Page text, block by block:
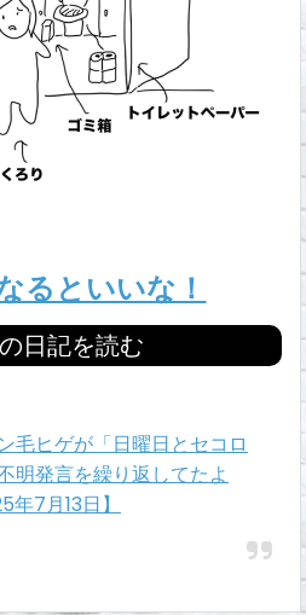
るといいな！
日記を読む
毛ヒゲが「日曜日とセコロ
明発言を繰り返してたよ
年7月13日】